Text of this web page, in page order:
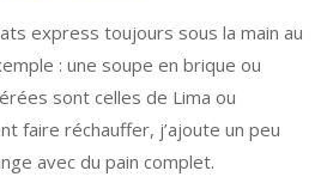
express toujours sous la main au
: une soupe en brique ou
sont celles de Lima ou
faire réchauffer, j’ajoute un peu
avec du pain complet.